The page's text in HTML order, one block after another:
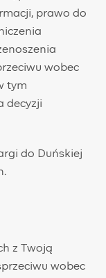
prawo do
wobec
tym
decyzji
do Duńskiej
z Twoją
wobec